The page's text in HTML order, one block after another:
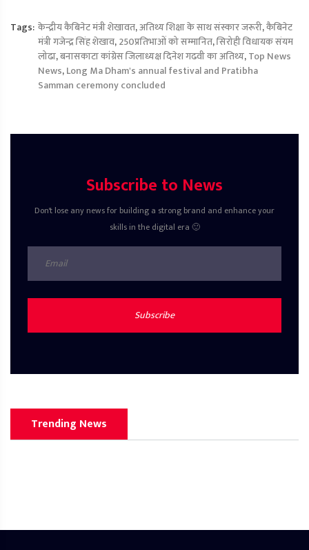
Tags: केन्द्रीय कैबिनेट मंत्री शेखावत,अतिथ्य शिक्षा के साथ संस्कार जरूरी,कैबिनेट
मंत्री गजेन्द्र सिंह शेखाव,250प्रतिभाओं को सम्मानित,सिरोही विधायक संयम
लोढा,बनासकाटा कांग्रेस जिलाध्यक्ष दिनेश गढवी का अतिथ्य,Top News
News,Long Ma Dham's annual festival and Pratibha
Samman ceremony concluded
Subscribe to News
Don't lose any news for building a strong brand and enhance your
skills in the digital era 🙂
Subscribe
Trending News